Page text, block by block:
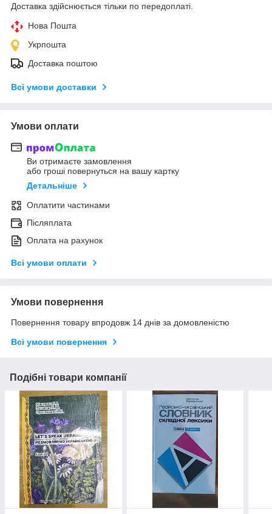
Доставка здійснюється тільки по передоплаті.
Нова Пошта
Укрпошта
Доставка поштою
Всі умови доставки
Умови оплати
Ви отримаєте замовлення
або гроші повернуться на вашу картку
Детальніше
Оплатити частинами
Післяплата
Оплата на рахунок
Всі умови оплати
Умови повернення
Повернення товару впродовж 14 днів за домовленістю
Всі умови повернення
Подібні товари компанії